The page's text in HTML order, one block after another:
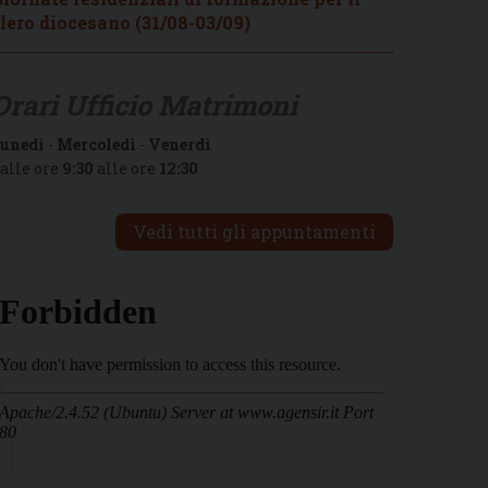
diocesano (31/08-03/09)
- Mercoledì - Venerdì
ore 9:30 alle ore 12:30
Vedi tutti gli appuntamenti